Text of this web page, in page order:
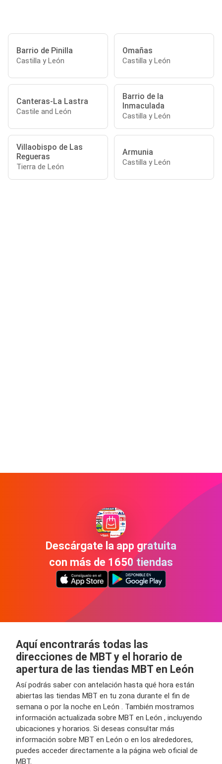
Barrio de Pinilla
Castilla y León
Omañas
Castilla y León
Canteras-La Lastra
Castile and León
Barrio de la
Inmaculada
Castilla y León
Villaobispo de Las
Regueras
Tierra de León
Armunia
Castilla y León
Descárgate la app gratuita
con más de 1650 tiendas
Aquí encontrarás todas las
direcciones de MBT y el horario de
apertura de las tiendas MBT en León
Así podrás saber con antelación hasta qué hora están
abiertas las tiendas MBT en tu zona durante el fin de
semana o por la noche en León . También mostramos
información actualizada sobre MBT en León , incluyendo
ubicaciones y horarios. Si deseas consultar más
información sobre MBT en León o en los alrededores,
puedes acceder directamente a la página web oficial de
MBT.